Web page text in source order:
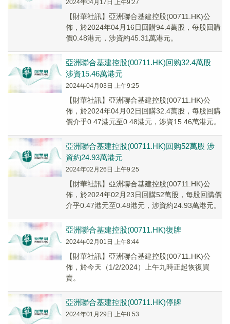
2024年04月17日 上午9:27
【財華社訊】亞洲聯合基建控股(00711.HK)公
佈，於2024年04月16日回購94.4萬股，每股回購
價0.48港元，涉資約45.31萬港元。
亞洲聯合基建控股(00711.HK)回购32.4萬股
涉資15.46萬港元
2024年04月03日 上午9:25
【財華社訊】亞洲聯合基建控股(00711.HK)公
佈，於2024年04月02日回購32.4萬股，每股回購
價介乎0.47港元至0.48港元，涉資15.46萬港元。
亞洲聯合基建控股(00711.HK)回购52萬股 涉
資約24.93萬港元
2024年02月26日 上午9:25
【財華社訊】亞洲聯合基建控股(00711.HK)公
佈，於2024年02月23日回購52萬股，每股回購價
介乎0.47港元至0.48港元，涉資約24.93萬港元。
亞洲聯合基建控股(00711.HK)復牌
2024年02月01日 上午8:44
【財華社訊】亞洲聯合基建控股(00711.HK)公
佈，於今天（1/2/2024）上午九時正起恢復買
賣。
亞洲聯合基建控股(00711.HK)停牌
2024年01月29日 上午8:53